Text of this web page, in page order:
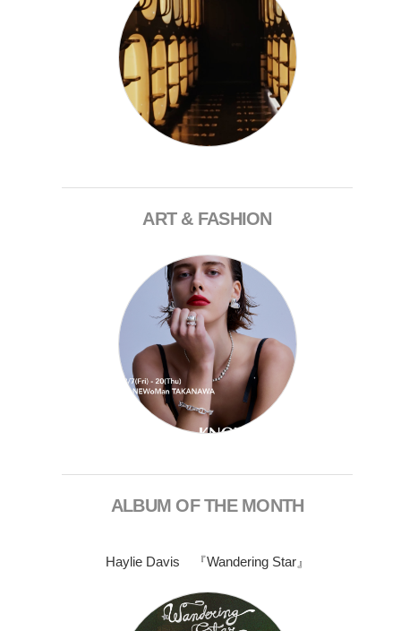
ART & FASHION
ALBUM OF THE MONTH
Haylie Davis 『Wandering Star』